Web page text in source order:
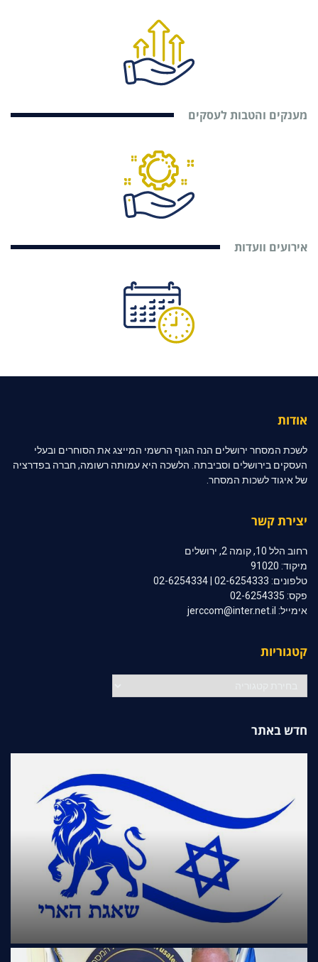
מענקים והטבות לעסקים
אירועים וועדות
אודות
לשכת המסחר ירושלים הנה הגוף הרשמי המייצג את הסוחרים ובעלי
העסקים בירושלים וסביבתה. הלשכה היא עמותה רשומה, חברה בפדרציה
של איגוד לשכות המסחר.
יצירת קשר
רחוב הלל 10, קומה 2, ירושלים
מיקוד: 91020
טלפונים: 02-6254333 | 02-6254334
פקס: 02-6254335
אימייל: jerccom@inter.net.il
קטגוריות
חדש באתר